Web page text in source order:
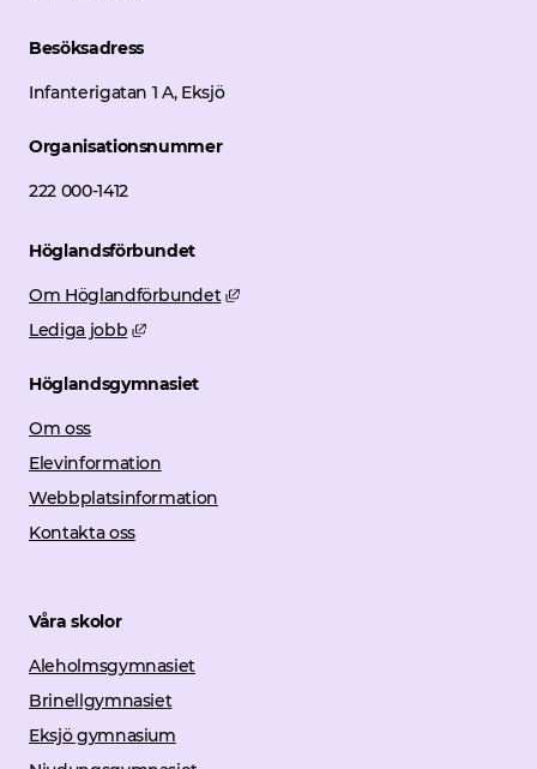
Besöksadress
Infanterigatan 1 A, Eksjö
Organisationsnummer
222 000-1412
Höglandsförbundet
Om Höglandförbundet
Länk till annan webbplats, öppnas
Lediga jobb
Länk till annan webbplats, öppnas i nytt
Höglandsgymnasiet
Om oss
Elevinformation
Webbplatsinformation
Kontakta oss
Våra skolor
Aleholmsgymnasiet
Brinellgymnasiet
Eksjö gymnasium